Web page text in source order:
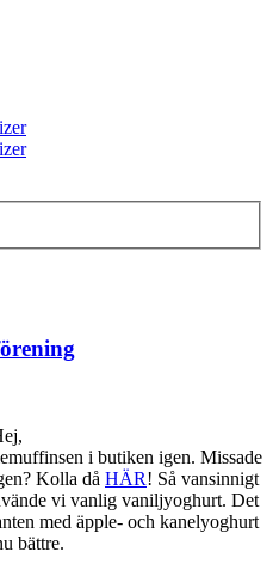
i butiken igen. Missade
Kolla då HÄR! Så vansinnigt
vi vanlig vaniljyoghurt. Det
med äpple- och kanelyoghurt
bättre.